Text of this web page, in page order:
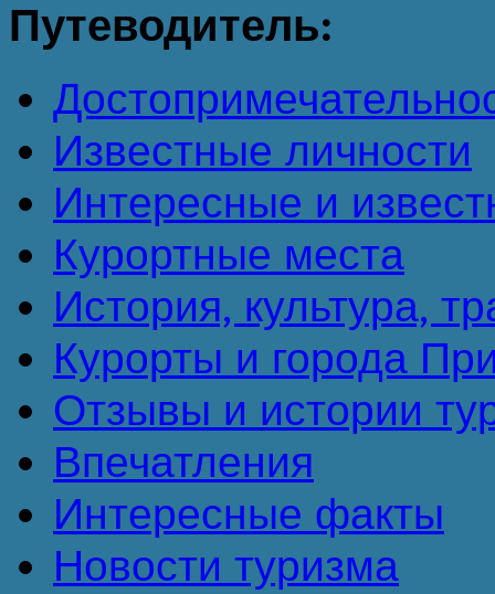
Путеводитель:
Известные личности
Интересные и
Курортные места
История, культура,
Курорты и города
Отзывы и истории
Впечатления
Интересные факты
Новости туризма